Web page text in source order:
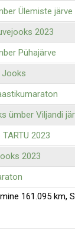
Ülemiste järve
2023
Pühajärve
Jooks
ümber Viljandi
2023
2023
161.095 km,